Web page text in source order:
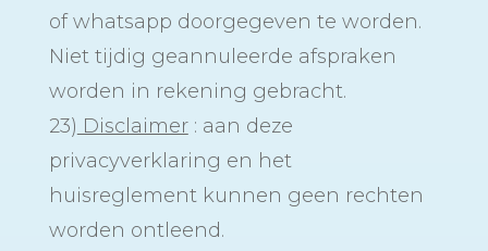
of whatsapp doorgegeven te worden.
Niet tijdig geannuleerde afspraken
worden in rekening gebracht.
23) Disclaimer: aan deze
privacyverklaring en het
huisreglement kunnen geen rechten
worden ontleend.